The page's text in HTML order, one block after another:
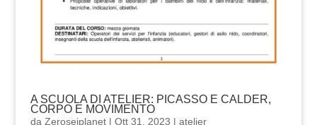
A SCUOLA DI ATELIER: PICASSO E CALDER,
CORPO E MOVIMENTO
da Zeroseiplanet| Ott 31, 2023 | atelier